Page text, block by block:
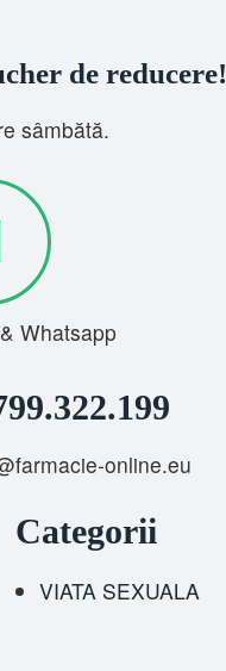
de reducere!
sâmbătă.
Whatsapp
online.eu
Categorii
VIATA SEXUALA